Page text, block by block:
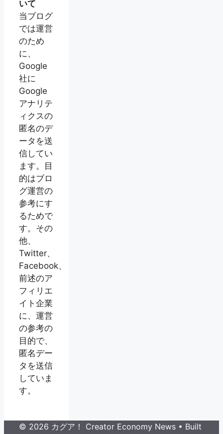
いて
当ブログ
では運営
のため
に、
Google
社に
Google
アナリテ
ィクスの
匿名のデ
ータを送
信してい
ます。目
的はブロ
グ運営の
参考にす
るためで
す。その
他、
Twitter、
Facebook、
前述のア
フィリエ
イト企業
に、運営
の参考の
目的で、
匿名デー
タを送信
していま
す。
© 2026 カグア！ Creator Economy News • Built